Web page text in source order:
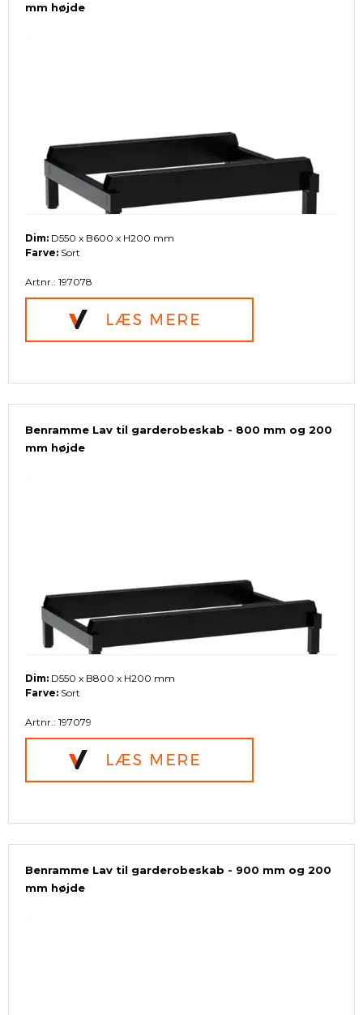
mm højde
Dim: D550 x B600 x H200 mm
Farve: Sort
Artnr.: 197078
Benramme Lav til garderobeskab - 800 mm og 200
mm højde
Dim: D550 x B800 x H200 mm
Farve: Sort
Artnr.: 197079
Benramme Lav til garderobeskab - 900 mm og 200
mm højde